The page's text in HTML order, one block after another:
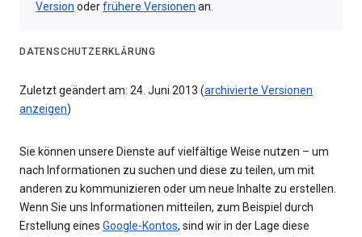
Version oderfrühere Versionen an.
DATENSCHUTZERKLÄRUNG
Zuletzt geändert am: 24. Juni 2013 (archivierte Versionen
anzeigen)
Sie können unsere Dienste auf vielfältige Weise nutzen – um
nach Informationen zu suchen und diese zu teilen, um mit
anderen zu kommunizieren oder um neue Inhalte zu erstellen.
Wenn Sie uns Informationen mitteilen, zum Beispiel durch
Erstellung eines Google-Kontos, sind wir in der Lage diese